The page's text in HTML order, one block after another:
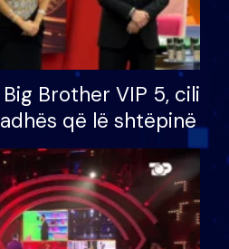
Brother VIP 5, cili
që lë shtëpinë